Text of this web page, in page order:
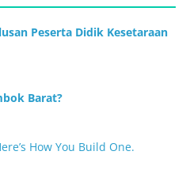
Peserta Didik Kesetaraan
Barat?
How You Build One.